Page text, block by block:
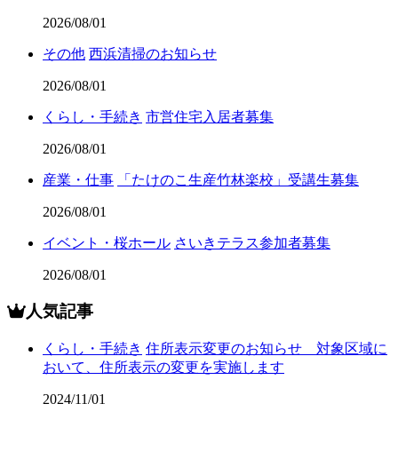
2026/08/01
その他 西浜清掃のお知らせ
2026/08/01
くらし・手続き 市営住宅入居者募集
2026/08/01
産業・仕事 「たけのこ生産竹林楽校」受講生募集
2026/08/01
イベント・桜ホール さいきテラス参加者募集
2026/08/01
人気記事
くらし・手続き 住所表示変更のお知らせ 対象区域に
おいて、住所表示の変更を実施します
2024/11/01